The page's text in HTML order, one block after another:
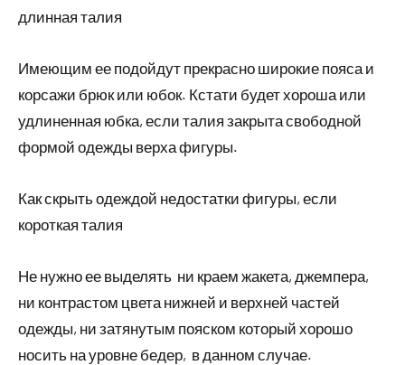
длинная талия
Имеющим ее подойдут прекрасно широкие пояса и
корсажи брюк или юбок. Кстати будет хороша или
удлиненная юбка, если талия закрыта свободной
формой одежды верха фигуры.
Как скрыть одеждой недостатки фигуры, если
короткая талия
Не нужно ее выделять ни краем жакета, джемпера,
ни контрастом цвета нижней и верхней частей
одежды, ни затянутым пояском который хорошо
носить на уровне бедер, в данном случае.